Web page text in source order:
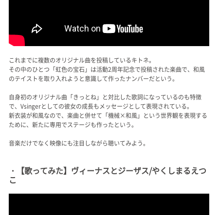
これまでに複数のオリジナル曲を投稿しているキトネ。
その中のひとつ「虹色の宝石」は活動2周年記念で投稿された楽曲で、和風
のテイストを取り入れようと意識して作ったナンバーだという。
自身初のオリジナル曲「きっとね」と対比した歌詞になっているのも特徴
で、Vsingerとしての彼女の成長もメッセージとして表現されている。
新衣装が和風なので、楽曲と併せて「機械×和風」という世界観を表現する
ために、新たに専用でステージも作ったという。
音楽だけでなく映像にも注目しながら聴いてみよう。
・【歌ってみた】ヴィーナスとジーザス/やくしまるえつ
こ